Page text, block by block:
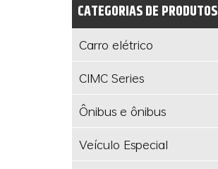
CATEGORIAS DE PRODUTOS
Carro elétrico
CIMC Series
Ônibus e ônibus
Veículo Especial